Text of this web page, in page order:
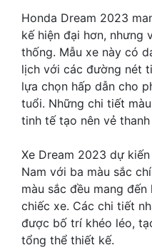
Honda Dream 2023
kế hiện đại hơn, nhưng
thống. Mẫu xe này có
lịch với các đường nét
lựa chọn hấp dẫn cho
tuổi. Những chi tiết
tinh tế tạo nên vẻ
Xe Dream 2023 dự
Nam với ba màu sắc
màu sắc đều mang
chiếc xe. Các chi tiết
được bố trí khéo léo,
tổng thể thiết kế.